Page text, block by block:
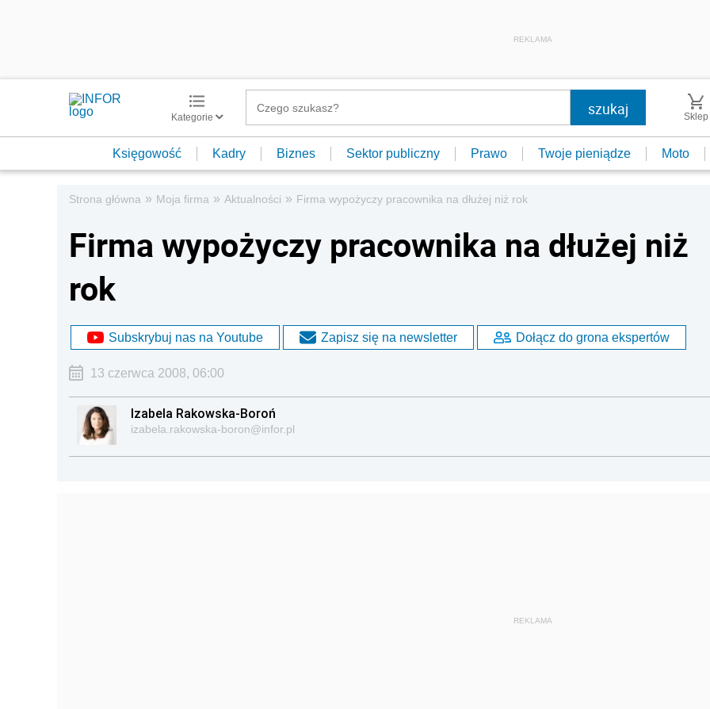
REKLAMA
Kategorie Sklep
Księgowość Kadry Biznes Sektor publiczny Prawo Twoje pieniądze Moto
Strona główna » Moja firma » Aktualności » Firma wypożyczy pracownika na dłużej niż rok
Firma wypożyczy pracownika na dłużej niż
rok
Subskrybuj nas na Youtube Zapisz się na newsletter Dołącz do grona ekspertów
13 czerwca 2008, 06:00
Izabela Rakowska-Boroń
izabela.rakowska-boron@infor.pl